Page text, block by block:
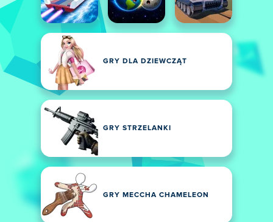
GRY DLA DZIEWCZĄT
GRY STRZELANKI
GRY MECCHA CHAMELEON